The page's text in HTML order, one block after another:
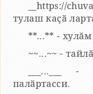
__https://
тулаш каҫӑ
**...** -
~~...~~ -
___...___
палӑртасси.